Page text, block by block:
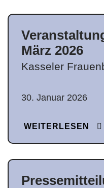
März 2026
Kasseler
30. Januar 2026
WEITERLESEN